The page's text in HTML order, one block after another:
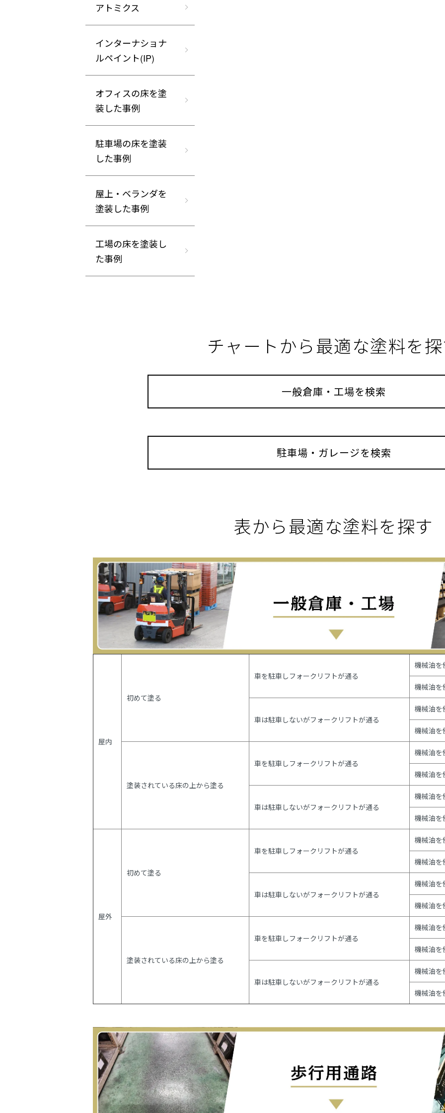
アトミクス
インターナショナ
ルペイント(IP)
オフィスの床を塗
装した事例
駐車場の床を塗装
した事例
屋上・ベランダを
塗装した事例
工場の床を塗装し
た事例
チャートから最適な塗料を
一般倉庫・工場を検索
駐車場・ガレージを検索
表から最適な塗料を探す
屋内
初めて塗る
車を駐車しフォークリフトが通る
機械油を
機械油を
車は駐車しないがフォークリフトが通る
機械油を
機械油を
塗装されている床の上から塗る
車を駐車しフォークリフトが通る
機械油を
機械油を
車は駐車しないがフォークリフトが通る
機械油を
機械油を
屋外
初めて塗る
車を駐車しフォークリフトが通る
機械油を
機械油を
車は駐車しないがフォークリフトが通る
機械油を
機械油を
塗装されている床の上から塗る
車を駐車しフォークリフトが通る
機械油を
機械油を
車は駐車しないがフォークリフトが通る
機械油を
機械油を